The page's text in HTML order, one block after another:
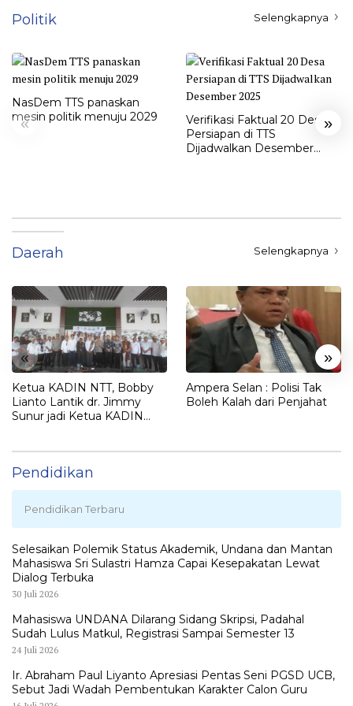
Politik Selengkapnya
« »
NasDem TTS panaskan
mesin politik menuju 2029
Verifikasi Faktual 20 Desa
Persiapan di TTS
Dijadwalkan Desember
Daerah Selengkapnya
« »
Ketua KADIN NTT, Bobby
Lianto Lantik dr. Jimmy
Sunur jadi Ketua KADIN
Ampera Selan : Polisi Tak
Boleh Kalah dari Penjahat
Pendidikan
Pendidikan Terbaru
Selesaikan Polemik Status Akademik, Undana dan Mantan
Mahasiswa Sri Sulastri Hamza Capai Kesepakatan Lewat
Dialog Terbuka
30 Juli 2026
Mahasiswa UNDANA Dilarang Sidang Skripsi, Padahal
Sudah Lulus Matkul, Registrasi Sampai Semester 13
24 Juli 2026
Ir. Abraham Paul Liyanto Apresiasi Pentas Seni PGSD UCB,
Sebut Jadi Wadah Pembentukan Karakter Calon Guru